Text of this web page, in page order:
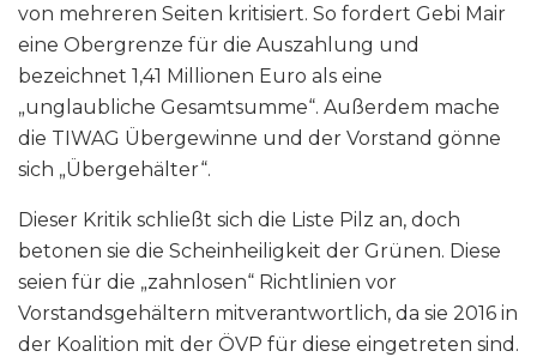
von mehreren Seiten kritisiert. So fordert Gebi Mair
eine Obergrenze für die Auszahlung und
bezeichnet 1,41 Millionen Euro als eine
„unglaubliche Gesamtsumme“. Außerdem mache
die TIWAG Übergewinne und der Vorstand gönne
sich „Übergehälter“.
Dieser Kritik schließt sich die Liste Pilz an, doch
betonen sie die Scheinheiligkeit der Grünen. Diese
seien für die „zahnlosen“ Richtlinien vor
Vorstandsgehältern mitverantwortlich, da sie 2016 in
der Koalition mit der ÖVP für diese eingetreten sind.